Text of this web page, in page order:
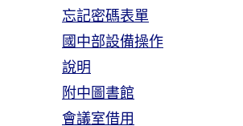
忘記密碼表單
國中部設備操作
說明
附中圖書館
會議室借用